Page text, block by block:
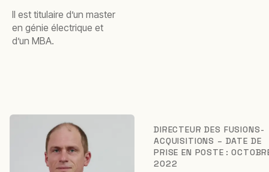
Il est titulaire d’un master
en génie électrique et
d’un MBA.
DIRECTEUR DES FUSIONS-
ACQUISITIONS – DATE DE
PRISE EN POSTE :
2022